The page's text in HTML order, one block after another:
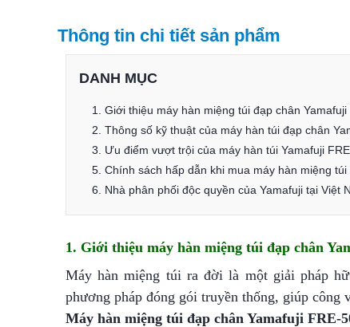
Thông tin chi tiết sản phẩm
DANH MỤC
1. Giới thiệu máy hàn miệng túi đạp chân Yamafuji
2. Thông số kỹ thuật của máy hàn túi đạp chân
3. Ưu điểm vượt trội của máy hàn túi Yamafuji
5. Chính sách hấp dẫn khi mua máy hàn miệng túi
6. Nhà phân phối độc quyền của Yamafuji tại Việt
1. Giới thiệu máy hàn miệng túi đạp chân
Máy hàn miệng túi ra đời là một giải pháp
phương pháp đóng gói truyền thống, giúp công
Máy hàn miệng túi đạp chân Yamafuji FRE-